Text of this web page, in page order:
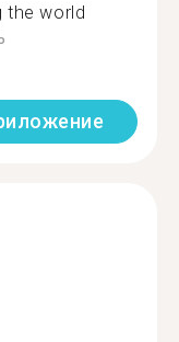
the world